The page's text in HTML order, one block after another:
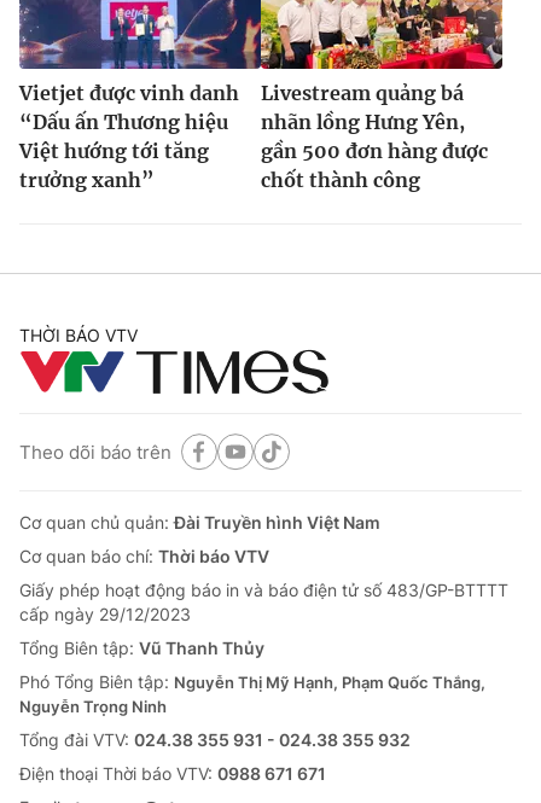
Vietjet được vinh danh
“Dấu ấn Thương hiệu
Việt hướng tới tăng
trưởng xanh”
Livestream quảng bá
nhãn lồng Hưng Yên,
gần 500 đơn hàng được
chốt thành công
THỜI BÁO VTV
Theo dõi báo trên
Cơ quan chủ quản:Đài Truyền hình Việt Nam
Cơ quan báo chí: Thời báo VTV
Giấy phép hoạt động báo in và báo điện tử số 483/GP-BTTTT
cấp ngày 29/12/2023
Tổng Biên tập: Vũ Thanh Thủy
Phó Tổng Biên tập: Nguyễn Thị Mỹ Hạnh, Phạm Quốc Thắng,
Nguyễn Trọng Ninh
Tổng đài VTV: 024.38 355 931 - 024.38 355 932
Ðiện thoại Thời báo VTV: 0988 671 671